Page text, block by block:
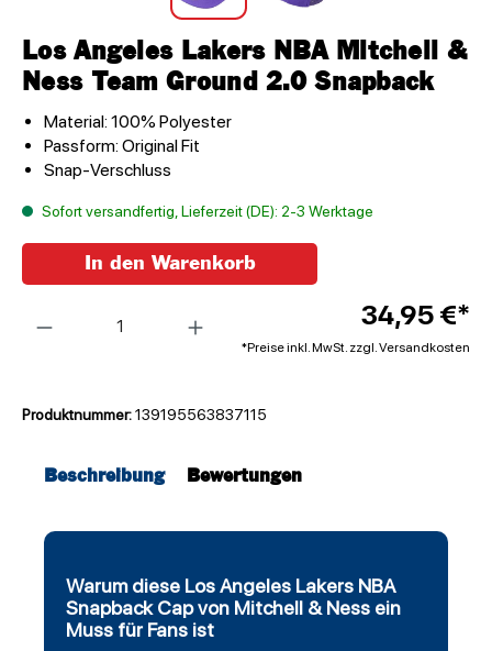
Los Angeles Lakers NBA Mitchell &
Ness Team Ground 2.0 Snapback
Material: 100% Polyester
Passform: Original Fit
Snap-Verschluss
Sofort versandfertig, Lieferzeit (DE): 2-3 Werktage
34,95 €*
*Preise inkl. MwSt. zzgl. Versandkosten
In den Warenkorb
Produktnummer:139195563837115
Beschreibung Bewertungen
Warum diese Los Angeles Lakers NBA
Snapback Cap von Mitchell & Ness ein
Muss für Fans ist